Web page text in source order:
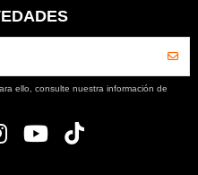
ello, consulte nuestra información de